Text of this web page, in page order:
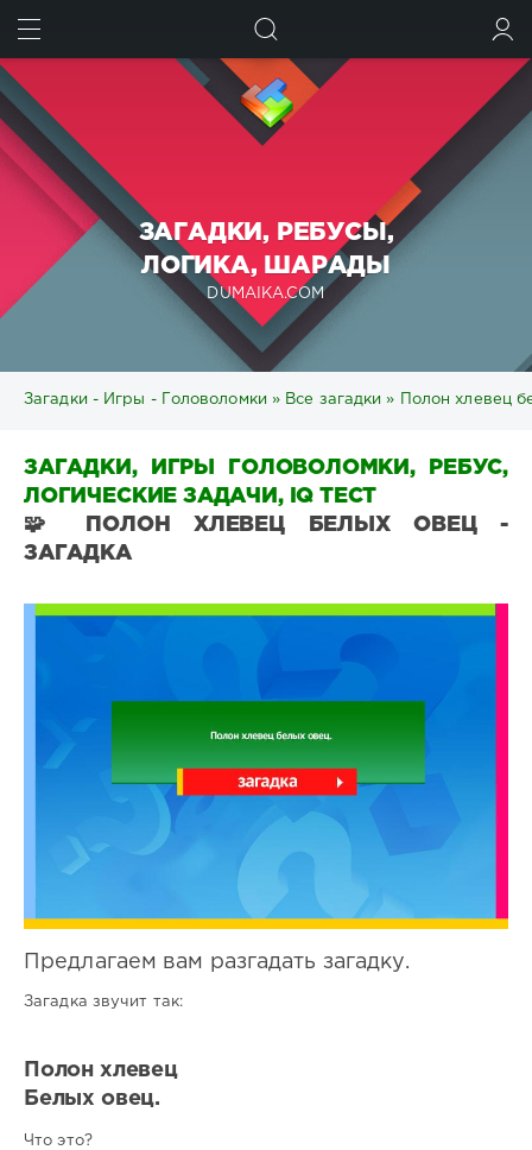
ЗАГАДКИ, РЕБУСЫ,
ЛОГИКА, ШАРАДЫ
DUMAIKA.COM
Загадки - Игры - Головоломки » Все загадки » Полон хлевец
ЗАГАДКИ, ИГРЫ ГОЛОВОЛОМКИ, РЕБУС,
ЛОГИЧЕСКИЕ ЗАДАЧИ, IQ ТЕСТ
🧩 ПОЛОН ХЛЕВЕЦ БЕЛЫХ ОВЕЦ -
ЗАГАДКА
Предлагаем вам разгадать загадку.
Загадка звучит так:
Полон хлевец
Белых овец.
Что это?